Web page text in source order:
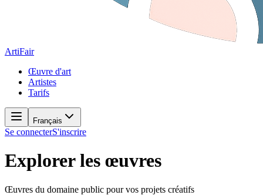
ArtiFair
Œuvre d'art
Artistes
Tarifs
Français
Se connecterS'inscrire
Explorer les œuvres
Œuvres du domaine public pour vos projets créatifs